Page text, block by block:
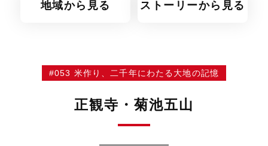
地域から見る ストーリーから見る
#053 米作り、二千年にわたる大地の記憶
正観寺・菊池五山